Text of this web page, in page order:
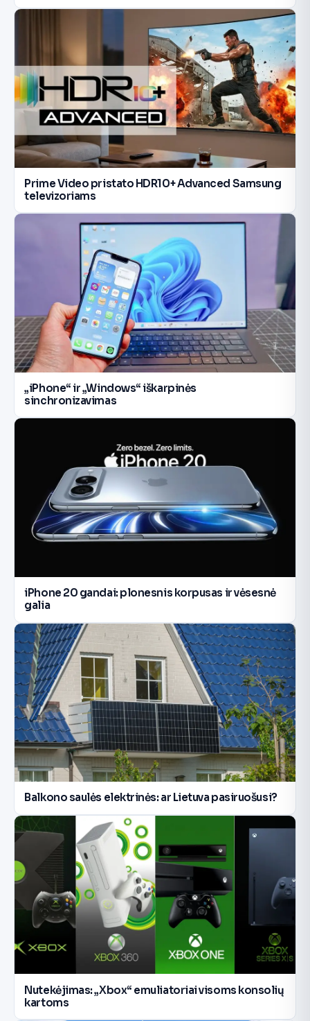
Prime Video pristato HDR10+ Advanced Samsung
televizoriams
„iPhone“ ir „Windows“ iškarpinės
sinchronizavimas
iPhone 20 gandai: plonesnis korpusas ir vėsesnė
galia
Balkono saulės elektrinės: ar Lietuva pasiruošusi?
Nutekėjimas: „Xbox“ emuliatoriai visoms konsolių
kartoms